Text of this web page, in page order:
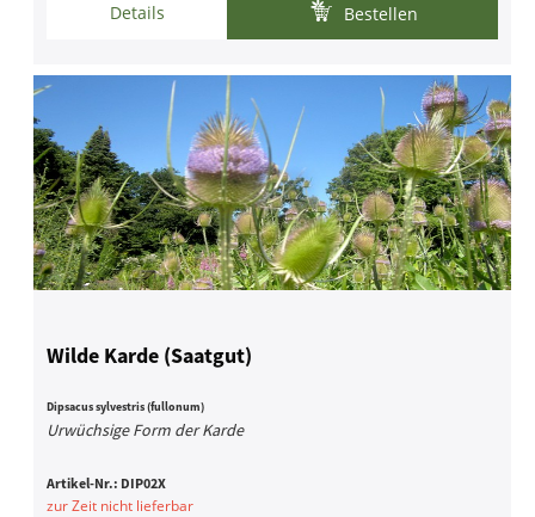
Details Bestellen
Wilde Karde (Saatgut)
Dipsacus sylvestris (fullonum)
Urwüchsige Form der Karde
Artikel-Nr.: DIP02X
zur Zeit nicht lieferbar